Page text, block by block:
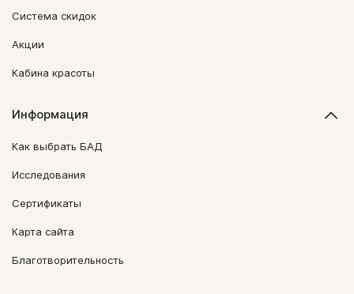
Система скидок
Акции
Кабина красоты
Информация
Как выбрать БАД
Исследования
Сертификаты
Карта сайта
Благотворительность